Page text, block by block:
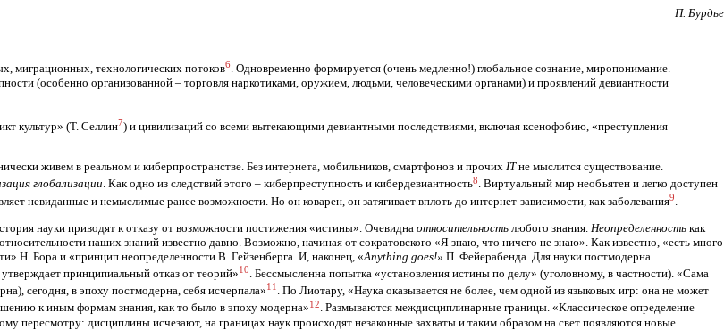
П. Бурдье
миграционных, технологических потоков6. Одновременно формируется (очень медленно!) глобальное сознание, миропонимание.
(особенно организованной – торговля наркотиками, оружием, людьми, человеческими органами) и проявлений девиантности
культур» (Т. Селлин7) и цивилизаций со всеми вытекающими девиантными последствиями, включая ксенофобию, «преступления
живем в реальном и киберпространстве. Без интернета, мобильников, смартфонов и прочих ITне мыслится существование.
глобализации. Как одно из следствий этого – киберпреступность и кибердевиантность8. Виртуальный мир необъятен и легко доступен
невиданные и немыслимые ранее возможности. Но он коварен, он затягивает вплоть до интернет-зависимости, как заболевания9.
науки приводят к отказу от возможности постижения «истины». Очевидна относительность любого знания. Неопределенность как
наших знаний известно давно. Возможно, начиная от сократовского «Я знаю, что ничего не знаю». Как известно, «есть много
Н. Бора и «принцип неопределенности В. Гейзенберга. И, наконец, «Anything goes!» П. Фейерабенда. Для науки постмодерна
принципиальный отказ от теорий»10 . Бессмысленна попытка «установления истины по делу» (уголовному, в частности). «Сама
сегодня, в эпоху постмодерна, себя исчерпала»11 . По Лиотару, «Наука оказывается не более, чем одной из языковых игр: она не может
к иным формам знания, как то было в эпоху модерна»12. Размываются междисциплинарные границы. «Классическое определение
пересмотру: дисциплины исчезают, на границах наук происходят незаконные захваты и таким образом на свет появляются новые